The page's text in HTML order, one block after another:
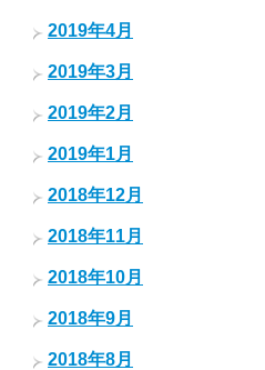
2019年4月
2019年3月
2019年2月
2019年1月
2018年12月
2018年11月
2018年10月
2018年9月
2018年8月